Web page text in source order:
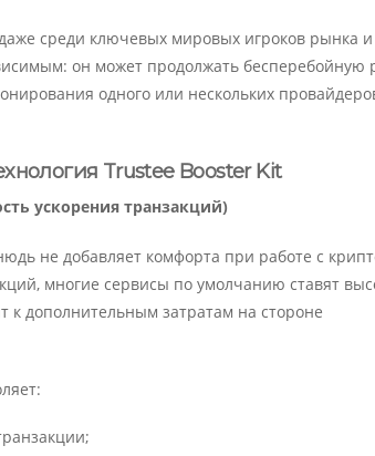
среди ключевых мировых игроков рынка и
он может продолжать бесперебойную
одного или нескольких
Trustee Booster Kit
ускорения транзакций)
не добавляет комфорта при работе с
многие сервисы по умолчанию ставят
дополнительным затратам на стороне